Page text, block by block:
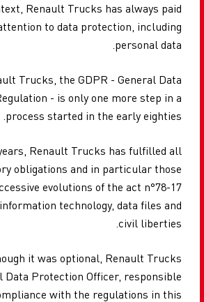
Renault Trucks has always paid
to data protection, including
personal data.
Trucks, the GDPR - General Data
- is only one more step in a
process started in the early eighties.
Renault Trucks has fulfilled all
obligations and in particular those
evolutions of the act n°78-17
technology, data files and
civil liberties.
it was optional, Renault Trucks
Data Protection Officer, responsible
with the regulations in this